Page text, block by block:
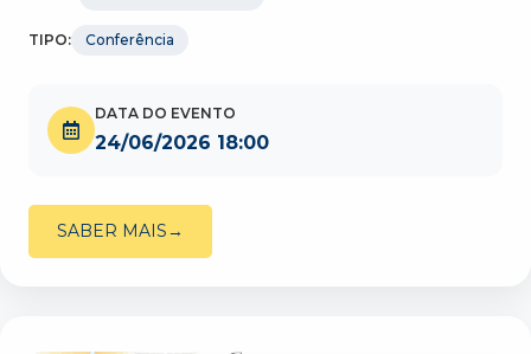
TIPO: Conferência
DATA DO EVENTO
24/06/2026 18:00
SABER MAIS